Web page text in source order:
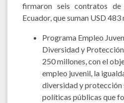
firmaron seis contratos
Ecuador, que suman USD 483
Programa Empleo
Diversidad y
250 millones, con el
empleo juvenil, la
diversidad y protección
políticas públicas que